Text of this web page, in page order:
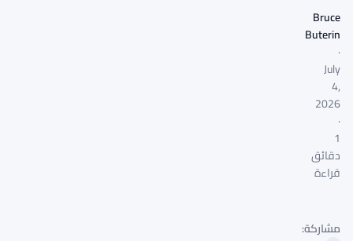
Bruce
Buterin
·
July
4,
2026
·
1
دقائق
قراءة
مشاركة: